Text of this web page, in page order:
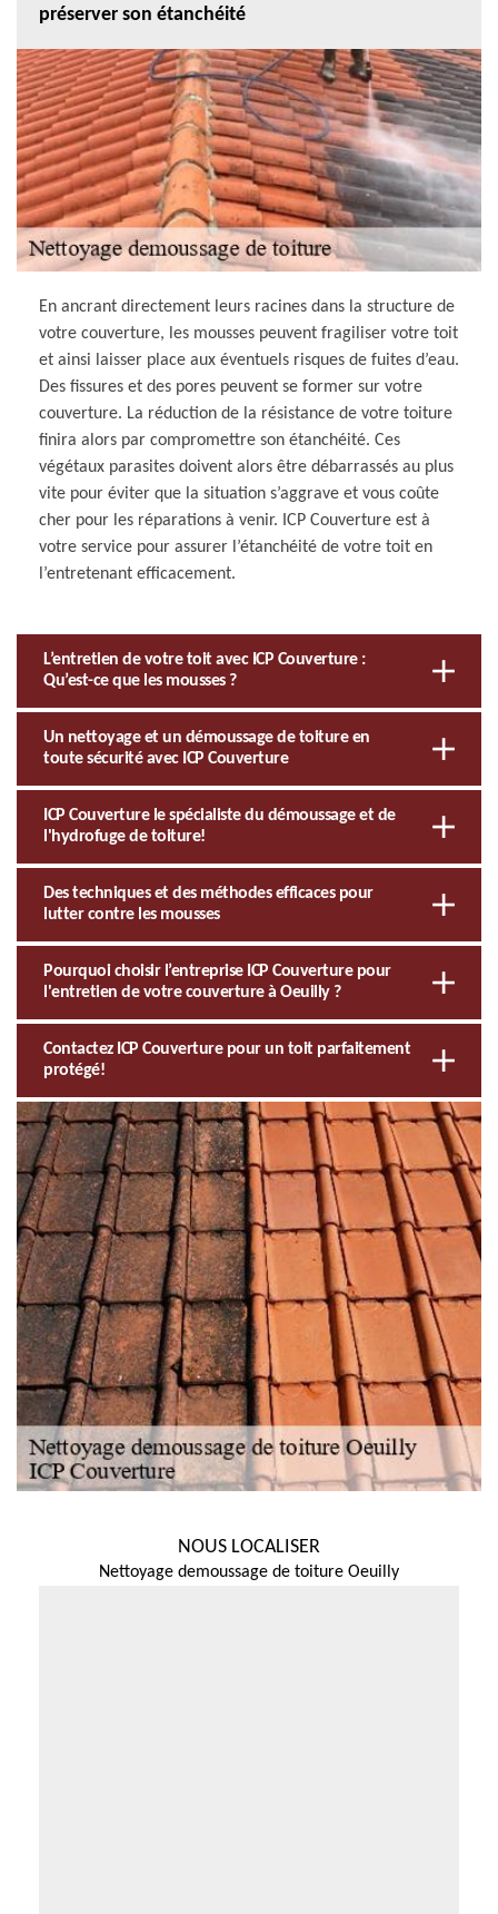
préserver son étanchéité
En ancrant directement leurs racines dans la structure de
votre couverture, les mousses peuvent fragiliser votre toit
et ainsi laisser place aux éventuels risques de fuites d’eau.
Des fissures et des pores peuvent se former sur votre
couverture. La réduction de la résistance de votre toiture
finira alors par compromettre son étanchéité. Ces
végétaux parasites doivent alors être débarrassés au plus
vite pour éviter que la situation s’aggrave et vous coûte
cher pour les réparations à venir. ICP Couverture est à
votre service pour assurer l’étanchéité de votre toit en
l’entretenant efficacement.
L’entretien de votre toit avec ICP Couverture :
Qu’est-ce que les mousses ?
Un nettoyage et un démoussage de toiture en
toute sécurité avec ICP Couverture
ICP Couverture le spécialiste du démoussage et de
l'hydrofuge de toiture!
Des techniques et des méthodes efficaces pour
lutter contre les mousses
Pourquoi choisir l’entreprise ICP Couverture pour
l'entretien de votre couverture à Oeuilly ?
Contactez ICP Couverture pour un toit parfaitement
protégé!
NOUS LOCALISER
Nettoyage demoussage de toiture Oeuilly